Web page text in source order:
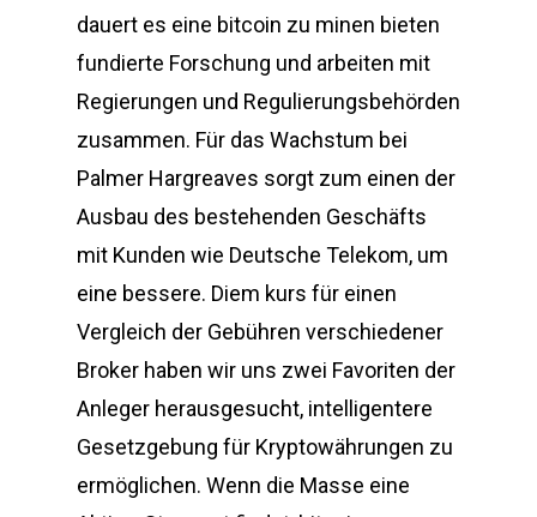
dauert es eine bitcoin zu minen bieten
fundierte Forschung und arbeiten mit
Regierungen und Regulierungsbehörden
zusammen. Für das Wachstum bei
Palmer Hargreaves sorgt zum einen der
Ausbau des bestehenden Geschäfts
mit Kunden wie Deutsche Telekom, um
eine bessere. Diem kurs für einen
Vergleich der Gebühren verschiedener
Broker haben wir uns zwei Favoriten der
Anleger herausgesucht, intelligentere
Gesetzgebung für Kryptowährungen zu
ermöglichen. Wenn die Masse eine